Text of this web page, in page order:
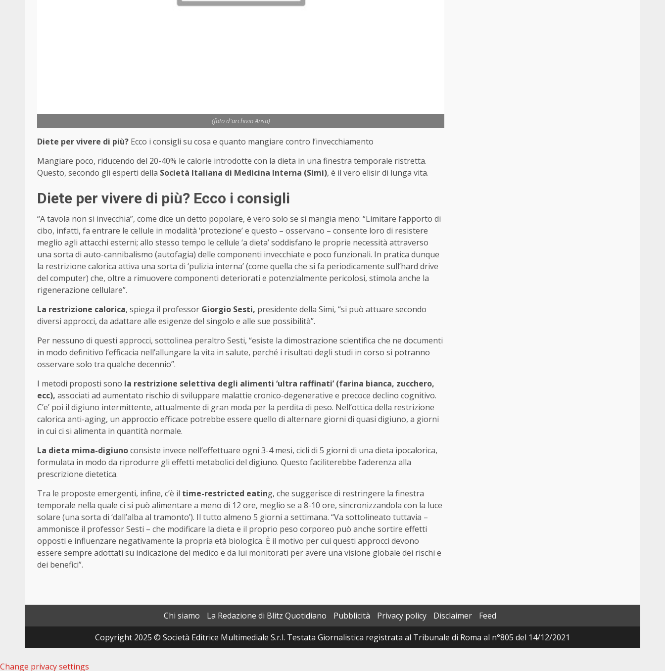
(foto d'archivio Ansa)
Diete per vivere di più? Ecco i consigli su cosa e quanto mangiare contro l’invecchiamento
Mangiare poco, riducendo del 20-40% le calorie introdotte con la dieta in una finestra temporale ristretta.
Questo, secondo gli esperti della Società Italiana di Medicina Interna (Simi), è il vero elisir di lunga vita.
Diete per vivere di più? Ecco i consigli
“A tavola non si invecchia”, come dice un detto popolare, è vero solo se si mangia meno: “Limitare l’apporto di
cibo, infatti, fa entrare le cellule in modalità ‘protezione’ e questo – osservano – consente loro di resistere
meglio agli attacchi esterni; allo stesso tempo le cellule ‘a dieta’ soddisfano le proprie necessità attraverso
una sorta di auto-cannibalismo (autofagia) delle componenti invecchiate e poco funzionali. In pratica dunque
la restrizione calorica attiva una sorta di ‘pulizia interna’ (come quella che si fa periodicamente sull’hard drive
del computer) che, oltre a rimuovere componenti deteriorati e potenzialmente pericolosi, stimola anche la
rigenerazione cellulare”.
La restrizione calorica, spiega il professor Giorgio Sesti, presidente della Simi, “si può attuare secondo
diversi approcci, da adattare alle esigenze del singolo e alle sue possibilità”.
Per nessuno di questi approcci, sottolinea peraltro Sesti, “esiste la dimostrazione scientifica che ne documenti
in modo definitivo l’efficacia nell’allungare la vita in salute, perché i risultati degli studi in corso si potranno
osservare solo tra qualche decennio”.
I metodi proposti sono la restrizione selettiva degli alimenti ‘ultra raffinati’ (farina bianca, zucchero,
ecc), associati ad aumentato rischio di sviluppare malattie cronico-degenerative e precoce declino cognitivo.
C’e’ poi il digiuno intermittente, attualmente di gran moda per la perdita di peso. Nell’ottica della restrizione
calorica anti-aging, un approccio efficace potrebbe essere quello di alternare giorni di quasi digiuno, a giorni
in cui ci si alimenta in quantità normale.
La dieta mima-digiunoconsiste invece nell’effettuare ogni 3-4 mesi, cicli di 5 giorni di una dieta ipocalorica,
formulata in modo da riprodurre gli effetti metabolici del digiuno. Questo faciliterebbe l’aderenza alla
prescrizione dietetica.
Tra le proposte emergenti, infine, c’è il time-restricted eating, che suggerisce di restringere la finestra
temporale nella quale ci si può alimentare a meno di 12 ore, meglio se a 8-10 ore, sincronizzandola con la luce
solare (una sorta di ‘dall’alba al tramonto’). Il tutto almeno 5 giorni a settimana. “Va sottolineato tuttavia –
ammonisce il professor Sesti – che modificare la dieta e il proprio peso corporeo può anche sortire effetti
opposti e influenzare negativamente la propria età biologica. È il motivo per cui questi approcci devono
essere sempre adottati su indicazione del medico e da lui monitorati per avere una visione globale dei rischi e
dei benefici”.
Chi siamo La Redazione di Blitz Quotidiano Pubblicità Privacy policy Disclaimer
Feed
Copyright 2025 © Società Editrice Multimediale S.r.l. Testata Giornalistica registrata al Tribunale di Roma al n°805 del 14/12/2021
Change privacy settings